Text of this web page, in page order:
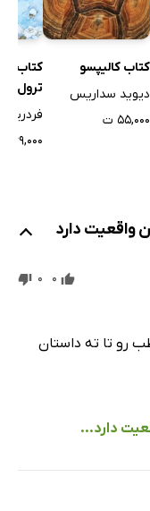
کتاب کالیپسو
دیوید سداریس
۵۵,۰۰۰ ت
کتاب
ترول
۶۹,۰۰۰ ت
واقعیت دارد
0
0
رو تا ته داستان
دارد...